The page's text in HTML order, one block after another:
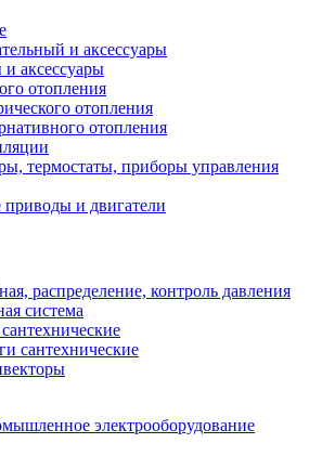
и аксессуары
аксессуары
отопления
отопления
отопления
термостаты, приборы управления
приводы и двигатели
распределение, контроль давления
система
сантехнические
электрооборудование